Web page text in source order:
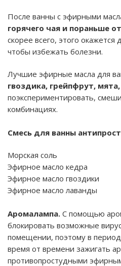
После ванны с эфирными
горячего чая и пораньше
скорее всего, этого окажется
чтобы избежать болезни.
Лучшие эфирные масла для
гвоздика, грейпфрут,
поэкспериментировать,
комбинациях.
Смесь для ванны
Морская соль
Эфирное масло кедра
Эфирное масло гвоздики
Эфирное масло лаванды
Аромалампа. С помощью
блокировать возможные
помещении, поэтому в
время от времени зажигать
противопростудными